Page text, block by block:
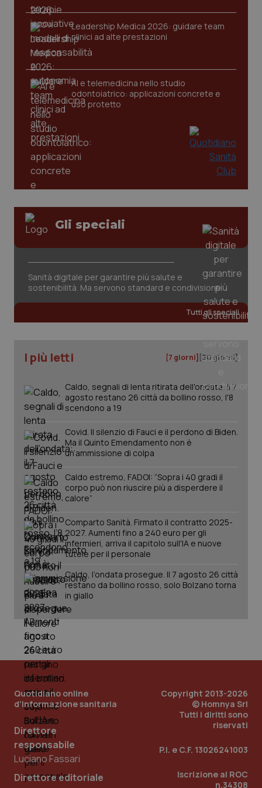
Leadership Medica 2026: guidare team
clinici ad alte prestazioni
AI e telemedicina nello studio
odontoiatrico: applicazioni concrete e
uso protetto
Gli speciali
Sanità digitale per garantire più salute e
sostenibilità. Ma servono standard e condivisione
Tutti gli speciali
I più letti [7 giorni] [30 giorni]
Caldo, segnali di lenta ritirata dell'ondata: il 7
agosto restano 26 città da bollino rosso, l'8
scendono a 19
Covid. Il silenzio di Fauci e il perdono di Biden.
Ma il Quinto Emendamento non è
un’ammissione di colpa
Caldo estremo, FADOI: “Sopra i 40 gradi il
corpo può non riuscire più a disperdere il
calore”
Comparto Sanità. Firmato il contratto 2025-
2027. Aumenti fino a 240 euro per gli
infermieri, arriva il capitolo sull'IA e nuove
tutele per il personale
Caldo, l’ondata prosegue. Il 7 agosto 26 città
restano da bollino rosso, solo Bolzano torna
in giallo
Quotidiano online
d'informazione sanitaria
Direttore
responsabile
Luciano Fassari
Direttore editoriale
Copyright 2013-2026
© Homnya Srl
Tutti i diritti sono
riservati
P.I. e C.F. 13026241003
Iscrizione al ROC
n.34308
CookieScriptConsent
tracking-sites-ironfish-
www.quotidianosanita.it
tracking-sites-ironfish-
session-id
www.quotidianosanita.it
_ga
PHPSESSID
PHP.net